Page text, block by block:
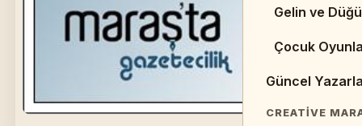
Makaleler
EDEBIYAT
Cumhuriyet
Gelin ve
Çocuk
Güncel
CREATIVE